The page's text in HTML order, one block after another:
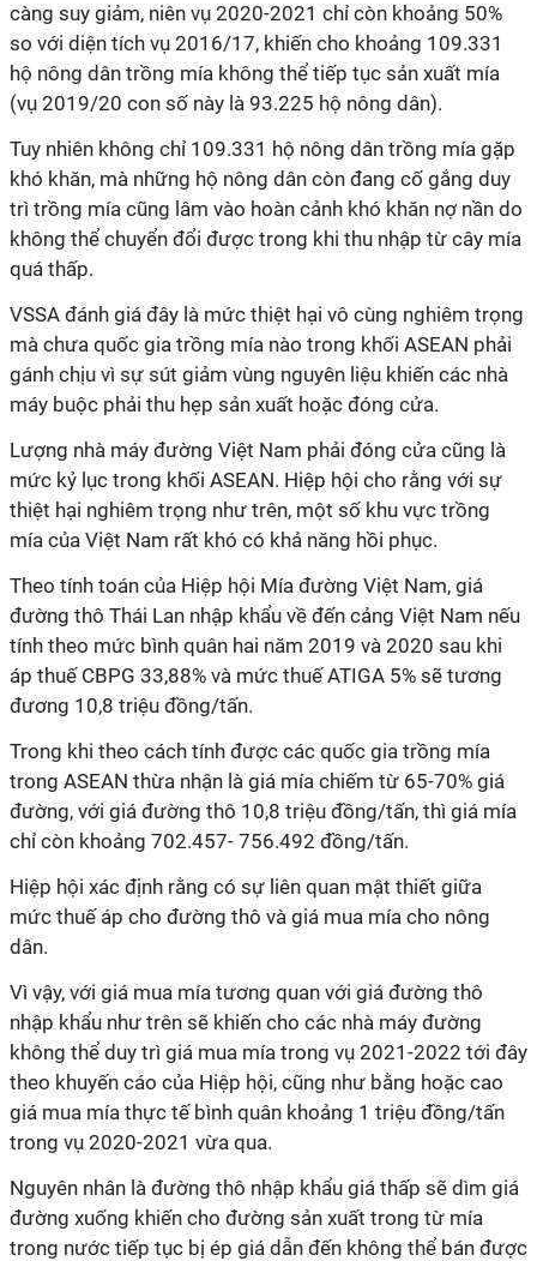
càng suy giảm, niên vụ 2020-2021 chỉ còn khoảng 50%
so với diện tích vụ 2016/17, khiến cho khoảng 109.331
hộ nông dân trồng mía không thể tiếp tục sản xuất mía
(vụ 2019/20 con số này là 93.225 hộ nông dân).
Tuy nhiên không chỉ 109.331 hộ nông dân trồng mía gặp
khó khăn, mà những hộ nông dân còn đang cố gắng duy
trì trồng mía cũng lâm vào hoàn cảnh khó khăn nợ nần do
không thể chuyển đổi được trong khi thu nhập từ cây mía
quá thấp.
VSSA đánh giá đây là mức thiệt hại vô cùng nghiêm trọng
mà chưa quốc gia trồng mía nào trong khối ASEAN phải
gánh chịu vì sự sút giảm vùng nguyên liệu khiến các nhà
máy buộc phải thu hẹp sản xuất hoặc đóng cửa.
Lượng nhà máy đường Việt Nam phải đóng cửa cũng là
mức kỷ lục trong khối ASEAN. Hiệp hội cho rằng với sự
thiệt hại nghiêm trọng như trên, một số khu vực trồng
mía của Việt Nam rất khó có khả năng hồi phục.
Theo tính toán của Hiệp hội Mía đường Việt Nam, giá
đường thô Thái Lan nhập khẩu về đến cảng Việt Nam nếu
tính theo mức bình quân hai năm 2019 và 2020 sau khi
áp thuế CBPG 33,88% và mức thuế ATIGA 5% sẽ tương
đương 10,8 triệu đồng/tấn.
Trong khi theo cách tính được các quốc gia trồng mía
trong ASEAN thừa nhận là giá mía chiếm từ 65-70% giá
đường, với giá đường thô 10,8 triệu đồng/tấn, thì giá mía
chỉ còn khoảng 702.457- 756.492 đồng/tấn.
Hiệp hội xác định rằng có sự liên quan mật thiết giữa
mức thuế áp cho đường thô và giá mua mía cho nông
dân.
Vì vậy, với giá mua mía tương quan với giá đường thô
nhập khẩu như trên sẽ khiến cho các nhà máy đường
không thể duy trì giá mua mía trong vụ 2021-2022 tới đây
theo khuyến cáo của Hiệp hội, cũng như bằng hoặc cao
giá mua mía thực tế bình quân khoảng 1 triệu đồng/tấn
trong vụ 2020-2021 vừa qua.
Nguyên nhân là đường thô nhập khẩu giá thấp sẽ dìm giá
đường xuống khiến cho đường sản xuất trong từ mía
trong nước tiếp tục bị ép giá dẫn đến không thể bán được